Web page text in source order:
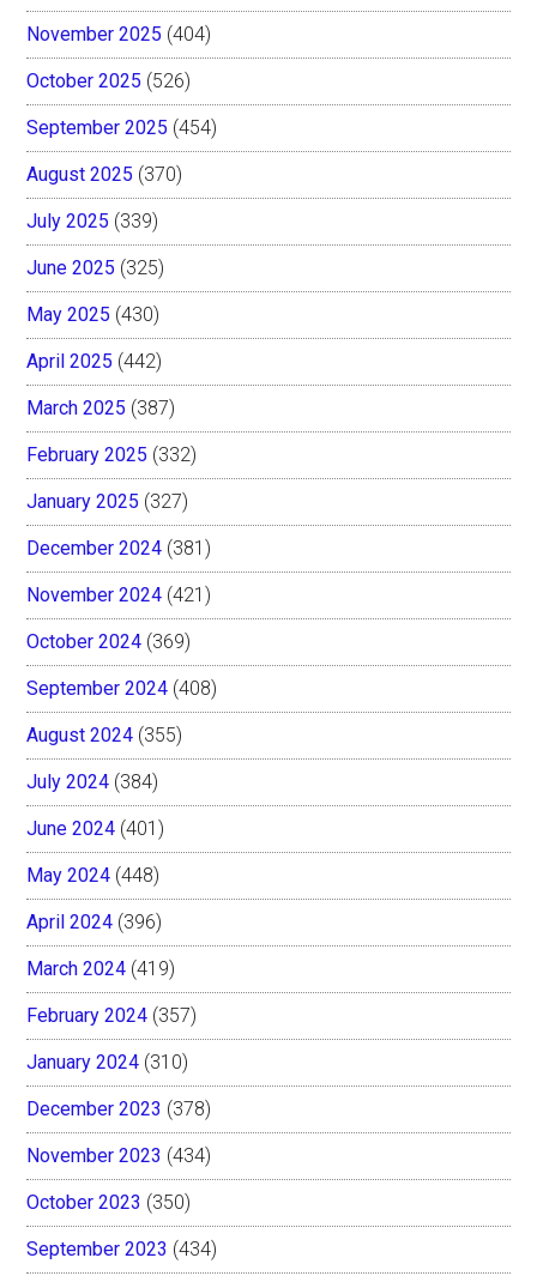
November 2025 (404)
October 2025 (526)
September 2025 (454)
August 2025 (370)
July 2025 (339)
June 2025 (325)
May 2025 (430)
April 2025 (442)
March 2025 (387)
February 2025 (332)
January 2025 (327)
December 2024 (381)
November 2024 (421)
October 2024 (369)
September 2024 (408)
August 2024 (355)
July 2024 (384)
June 2024 (401)
May 2024 (448)
April 2024 (396)
March 2024 (419)
February 2024 (357)
January 2024 (310)
December 2023 (378)
November 2023 (434)
October 2023 (350)
September 2023 (434)